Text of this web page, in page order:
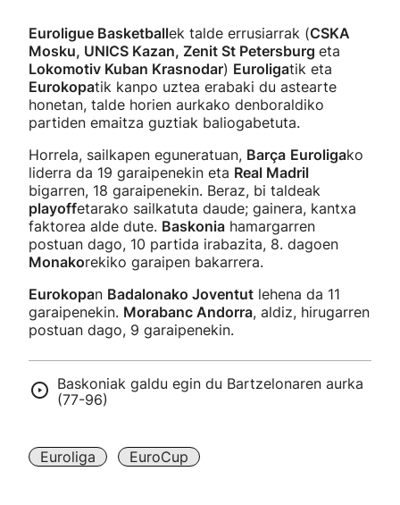
Euroligue Basketballek talde errusiarrak (CSKA
Mosku, UNICS Kazan, Zenit St Petersburg eta
Lokomotiv Kuban Krasnodar) Euroligatik eta
Eurokopatik kanpo uztea erabaki du astearte
honetan, talde horien aurkako denboraldiko
partiden emaitza guztiak baliogabetuta.
Horrela, sailkapen eguneratuan, Barça Euroligako
liderra da 19 garaipenekin eta Real Madril
bigarren, 18 garaipenekin. Beraz, bi taldeak
playoffetarako sailkatuta daude; gainera, kantxa
faktorea alde dute. Baskonia hamargarren
postuan dago, 10 partida irabazita, 8. dagoen
Monakorekiko garaipen bakarrera.
Eurokopan Badalonako Joventut lehena da 11
garaipenekin. Morabanc Andorra, aldiz, hirugarren
postuan dago, 9 garaipenekin.
Baskoniak galdu egin du Bartzelonaren aurka
(77-96)
Euroliga EuroCup